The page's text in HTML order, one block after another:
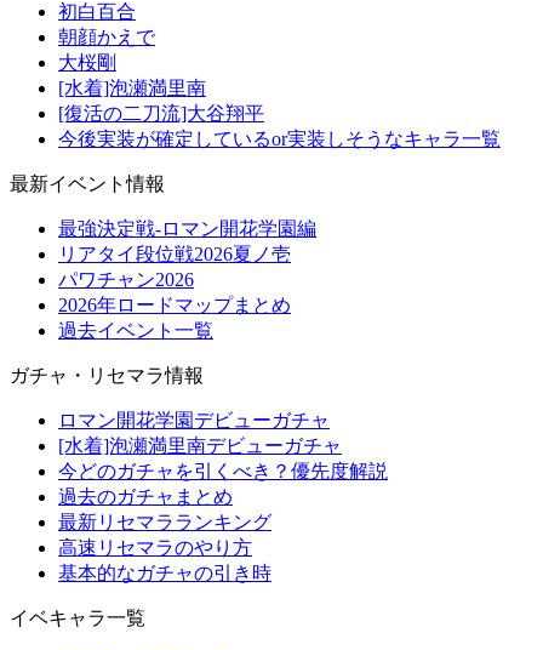
初白百合
朝顔かえで
大桜剛
[水着]泡瀬満里南
[復活の二刀流]大谷翔平
今後実装が確定しているor実装しそうなキャラ一覧
最新イベント情報
最強決定戦-ロマン開花学園編
リアタイ段位戦2026夏ノ壱
パワチャン2026
2026年ロードマップまとめ
過去イベント一覧
ガチャ・リセマラ情報
ロマン開花学園デビューガチャ
[水着]泡瀬満里南デビューガチャ
今どのガチャを引くべき？優先度解説
過去のガチャまとめ
最新リセマラランキング
高速リセマラのやり方
基本的なガチャの引き時
イベキャラ一覧